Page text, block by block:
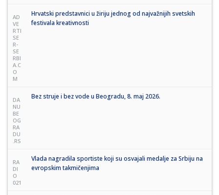
AD
VE
RTI
SE
R-
SE
RBI
A.C
O
M
Hrvatski predstavnici u žiriju jednog od najvažnijih svetskih
festivala kreativnosti
DA
NU
BE
OG
RA
DU
.RS
Bez struje i bez vode u Beogradu, 8. maj 2026.
RA
DI
O
021
Vlada nagradila sportiste koji su osvajali medalje za Srbiju na
evropskim takmičenjima